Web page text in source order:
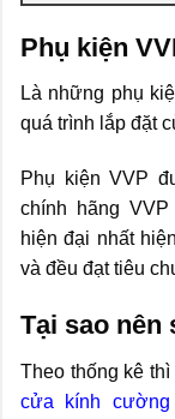
Phụ kiện
Là những phụ
quá trình lắp đặt
Phụ kiện VVP
chính hãng
hiện đại nhất
và đều đạt tiêu
Tại sao nên
Theo thống kê
cửa kính